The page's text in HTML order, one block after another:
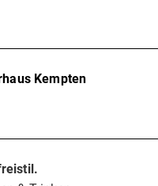
Kempten